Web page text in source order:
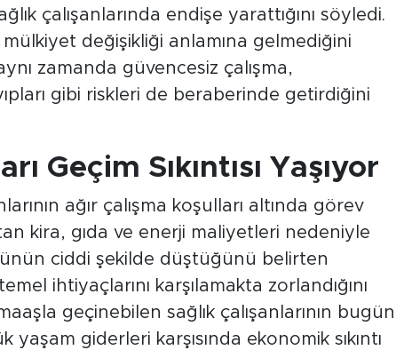
çalışanlarında endişe yarattığını söyledi.
değişikliği anlamına gelmediğini
zamanda güvencesiz çalışma,
gibi riskleri de beraberinde getirdiğini
Geçim Sıkıntısı Yaşıyor
ağır çalışma koşulları altında görev
kira, gıda ve enerji maliyetleri nedeniyle
ciddi şekilde düştüğünü belirten
ihtiyaçlarını karşılamakta zorlandığını
geçinebilen sağlık çalışanlarının bugün
giderleri karşısında ekonomik sıkıntı